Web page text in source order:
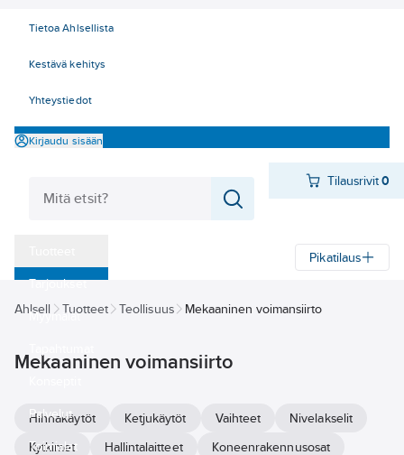
Tietoa Ahlsellista
Kestävä kehitys
Yhteystiedot
Kirjaudu sisään
Tilausrivit 0
‎Tarjoukset
Myymälät
Palvelut
Toimialat
Pikatilaus
Ahlsell Tuotteet Teollisuus Mekaaninen voimansiirto
Mekaaninen voimansiirto
Hihnakäytöt Ketjukäytöt Vaihteet
Nivelakselit
Kytkimet
Hallintalaitteet Koneenrakennusosat